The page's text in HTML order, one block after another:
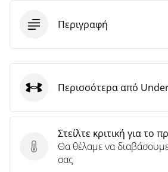
Περιγραφή
Στείλτε κριτική για το προϊόν
Στείλτε κριτική για το
Θα θέλαμε να
σας
Under Armour
Περισσότερα από